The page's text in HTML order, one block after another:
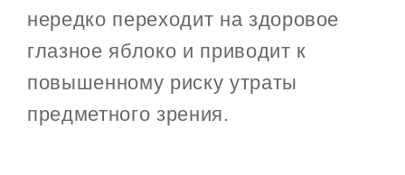
нередко переходит на здоровое
глазное яблоко и приводит к
повышенному риску утраты
предметного зрения.